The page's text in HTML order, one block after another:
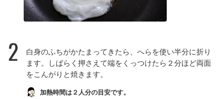
2
白身のふちがかたまってきたら、へらを使い半分に折り
ます。しばらく押さえて端をくっつけたら２分ほど両面
をこんがりと焼きます。
加熱時間は２人分の目安です。